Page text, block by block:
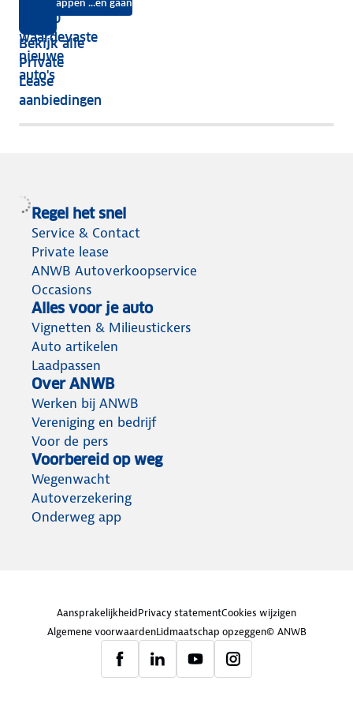
Instappen ...en gaan
Bekijk alle
Private
Lease
aanbiedingen
écht
vijf
jaar
nog
het
meeste
Top 10
waardevaste
nieuwe
auto's
Regel het snel
Service & Contact
Private lease
ANWB Autoverkoopservice
Occasions
Alles voor je auto
Vignetten & Milieustickers
Auto artikelen
Laadpassen
Over ANWB
Werken bij ANWB
Vereniging en bedrijf
Voor de pers
Voorbereid op weg
Wegenwacht
Autoverzekering
Onderweg app
AansprakelijkheidPrivacy statementCookies wijzigen
Algemene voorwaardenLidmaatschap opzeggen© ANWB